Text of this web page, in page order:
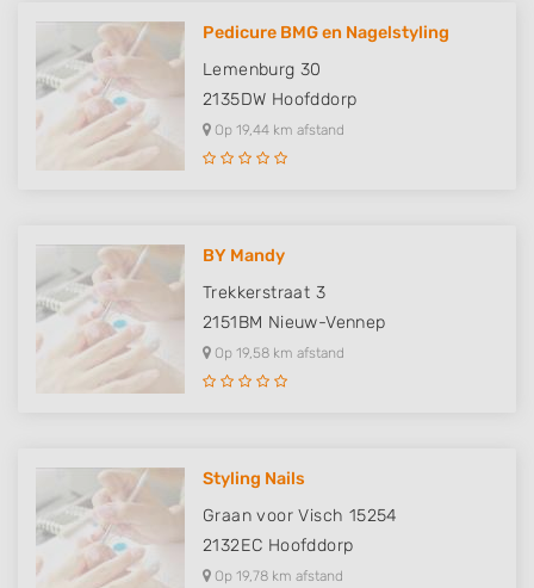
Pedicure BMG en Nagelstyling
Lemenburg 30
2135DW Hoofddorp
Op 19,44 km afstand
BY Mandy
Trekkerstraat 3
2151BM Nieuw-Vennep
Op 19,58 km afstand
Styling Nails
Graan voor Visch 15254
2132EC Hoofddorp
Op 19,78 km afstand